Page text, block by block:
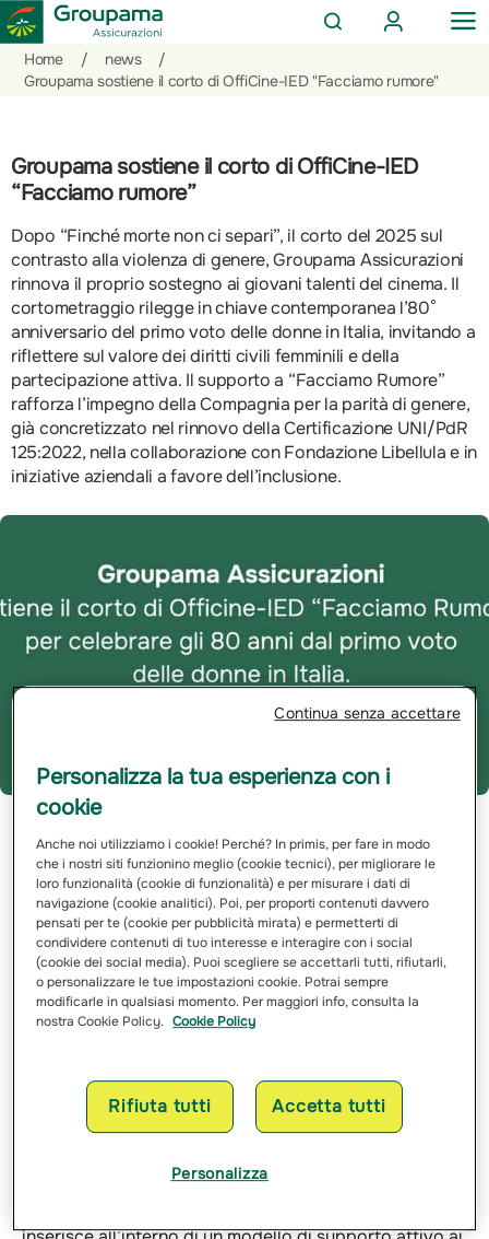
Salta
la
sezione
alle
CERCA
AREA
CLIENTI
Home
/ news
/
Groupama sostiene il corto di OffiCine-IED "Facciamo rumore"
Groupama sostiene il corto di OffiCine-IED
“Facciamo rumore”
Dopo “Finché morte non ci separi”, il corto del 2025 sul
contrasto alla violenza di genere, Groupama Assicurazioni
rinnova il proprio sostegno ai giovani talenti del cinema. Il
cortometraggio rilegge in chiave contemporanea l’80°
anniversario del primo voto delle donne in Italia, invitando a
riflettere sul valore dei diritti civili femminili e della
partecipazione attiva. Il supporto a “Facciamo Rumore”
rafforza l’impegno della Compagnia per la parità di genere,
già concretizzato nel rinnovo della Certificazione UNI/PdR
125:2022, nella collaborazione con Fondazione Libellula e in
iniziative aziendali a favore dell’inclusione.
parità di genere sono temi che richiedono
consapevolezza, cultura e linguaggi capaci di parlare
alle nuove generazioni. È da questa consapevolezza
che nasce il sostegno diGroupama Assicurazioni,
prima filiale del Gruppo francese Groupama e tra i più
importanti player assicurativi in Italia, a “Facciamo
Rumore”, il nuovo cortometraggio realizzato dagli
studenti di OffiCine-IED con la supervisione artistica di
primo voto delle donne in Italia. Un progetto che si
colloca nelpercorso della Compagnia a favore
dell’inclusione, dell’emancipazione femminile e della
promozione di una società più equa.
Personalizza la tua esperienza con i
cookie
Anche noi utilizziamo i cookie! Perché? In primis, per fare in modo
che i nostri siti funzionino meglio (cookie tecnici), per migliorare le
loro funzionalità (cookie di funzionalità) e per misurare i dati di
navigazione (cookie analitici). Poi, per proporti contenuti davvero
pensati per te (cookie per pubblicità mirata) e permetterti di
condividere contenuti di tuo interesse e interagire con i social
(cookie dei social media). Puoi scegliere se accettarli tutti, rifiutarli,
o personalizzare le tue impostazioni cookie. Potrai sempre
modificarle in qualsiasi momento. Per maggiori info, consulta la
nostra Cookie Policy. Cookie Policy
Rifiuta tutti Accetta tutti
Personalizza
Continua senza accettare